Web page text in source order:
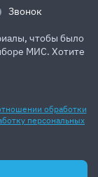
Звонок
чтобы было
МИС. Хотите
обработки
персональных